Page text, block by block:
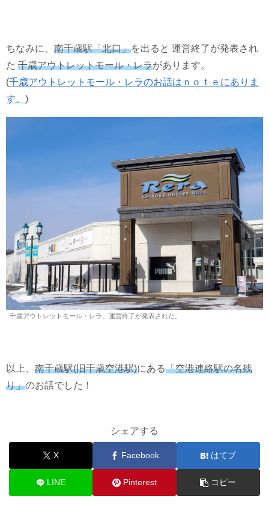
ちなみに、 南千歳駅「北口」を出ると 運営終了が発表され
た 千歳アウトレットモール・レラがあります。
(千歳アウトレットモール・レラのお話はｎｏｔｅにありま
す。 )
千歳アウトレットモール・レラ。運営終了が発表された。
以上、 南千歳駅(旧千歳空港駅)にある「空港連絡駅の名残
り」のお話でした！
シェアする
X Facebook はてブ
LINE Pinterest コピー